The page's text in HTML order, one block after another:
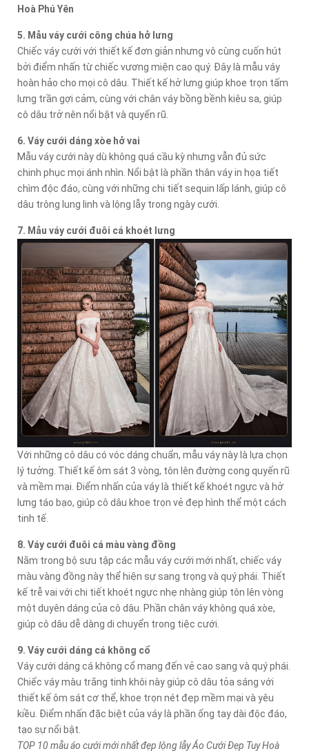
Hoà Phú Yên
5. Mẫu váy cưới công chúa hở lưng
Chiếc váy cưới với thiết kế đơn giản nhưng vô cùng cuốn hút
bởi điểm nhấn từ chiếc vương miện cao quý. Đây là mẫu váy
hoàn hảo cho mọi cô dâu. Thiết kế hở lưng giúp khoe trọn tấm
lưng trần gợi cảm, cùng với chân váy bồng bềnh kiêu sa, giúp
cô dâu trở nên nổi bật và quyến rũ.
6. Váy cưới dáng xòe hở vai
Mẫu váy cưới này dù không quá cầu kỳ nhưng vẫn đủ sức
chinh phục mọi ánh nhìn. Nổi bật là phần thân váy in họa tiết
chìm độc đáo, cùng với những chi tiết sequin lấp lánh, giúp cô
dâu trông lung linh và lộng lẫy trong ngày cưới.
7. Mẫu váy cưới đuôi cá khoét lưng
Với những cô dâu có vóc dáng chuẩn, mẫu váy này là lựa chọn
lý tưởng. Thiết kế ôm sát 3 vòng, tôn lên đường cong quyến rũ
và mềm mại. Điểm nhấn của váy là thiết kế khoét ngực và hở
lưng táo bạo, giúp cô dâu khoe trọn vẻ đẹp hình thể một cách
tinh tế.
8. Váy cưới đuôi cá màu vàng đồng
Nằm trong bộ sưu tập các mẫu váy cưới mới nhất, chiếc váy
màu vàng đồng này thể hiện sự sang trọng và quý phái. Thiết
kế trễ vai với chi tiết khoét ngực nhẹ nhàng giúp tôn lên vòng
một duyên dáng của cô dâu. Phần chân váy không quá xòe,
giúp cô dâu dễ dàng di chuyển trong tiệc cưới.
9. Váy cưới dáng cá không cổ
Váy cưới dáng cá không cổ mang đến vẻ cao sang và quý phái.
Chiếc váy màu trắng tinh khôi này giúp cô dâu tỏa sáng với
thiết kế ôm sát cơ thể, khoe trọn nét đẹp mềm mại và yêu
kiều. Điểm nhấn đặc biệt của váy là phần ống tay dài độc đáo,
tạo sự nổi bật.
TOP 10 mẫu áo cưới mới nhất đẹp lộng lẫy Áo Cưới Đẹp Tuy Hoà